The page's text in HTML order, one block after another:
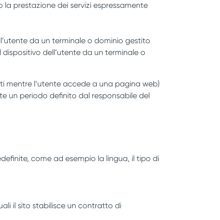
prestazione dei servizi espressamente
da un terminale o dominio gestito
dell’utente da un terminale o
mentre l’utente accede a una pagina web)
un periodo definito dal responsabile del
come ad esempio la lingua, il tipo di
il sito stabilisce un contratto di